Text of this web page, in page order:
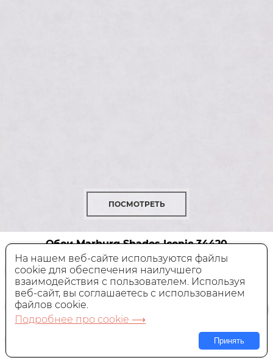
ПОСМОТРЕТЬ
Обои Marburg Shades Iconic34420
Виниловые, Германия, 0,53x10,05 м
Цена:
2 850 руб.
В КОРЗИНУ
На нашем веб-сайте используются файлы
cookie для обеспечения наилучшего
взаимодействия с пользователем. Используя
веб-сайт, вы соглашаетесь с использованием
файлов cookie.
Подробнее про cookie ⟶
Принять